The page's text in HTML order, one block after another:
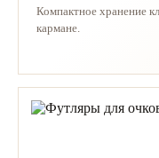
Компактное хранение
кармане.